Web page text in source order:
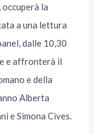
, occuperà la
a una lettura
dalle 10,30
e affronterà il
e della
Alberta
e Simona Cives.